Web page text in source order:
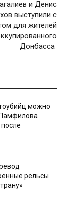
и Денис
выступили с
для жителей
Донбасса
можно
рельсы